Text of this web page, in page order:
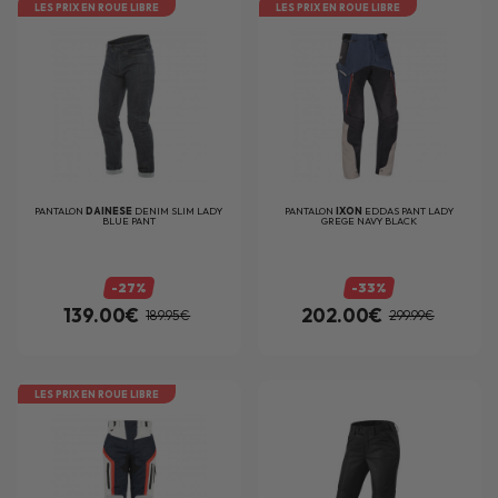
LES PRIX EN ROUE LIBRE
PANTALONDAINESE DENIM SLIM LADY
BLUE PANT
-27%
139.00€ 189.95€
LES PRIX EN ROUE LIBRE
PANTALONIXON EDDAS PANT LADY
GREGE NAVY BLACK
-33%
202.00€ 299.99€
LES PRIX EN ROUE LIBRE